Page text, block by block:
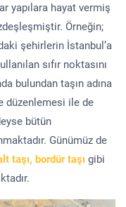
yapılara hayat vermiş
Örneğin;
şehirlerin İstanbul’a
sıfır noktasını
bulundan taşın adına
düzenlemesi ile de
bütün
Günümüz de
taşı, bordür taşı gibi